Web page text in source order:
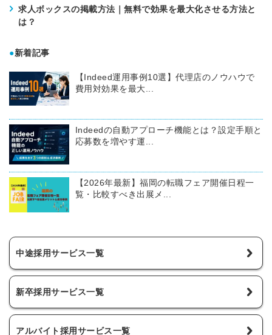
求人ボックスの掲載方法｜無料で効果を最大化させる方法と
は？
●新着記事
【Indeed運用事例10選】代理店のノウハウで
費用対効果を最大...
Indeedの自動アプローチ機能とは？設定手順と
応募数を増やす運...
【2026年最新】福岡の転職フェア開催日程一
覧・比較すべき出展メ...
中途採用サービス一覧
新卒採用サービス一覧
アルバイト採用サービス一覧